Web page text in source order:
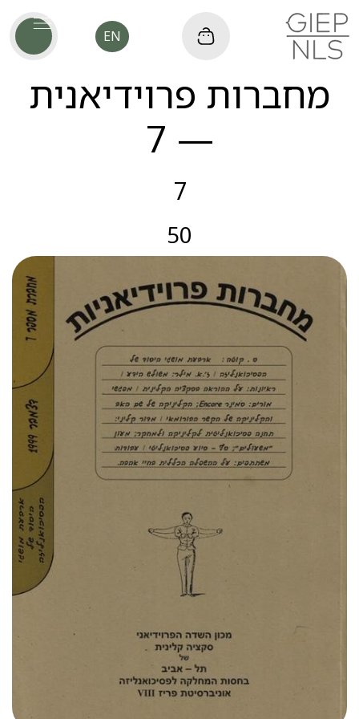
EN
מחברות פרוידיאנית
— 7
7
50